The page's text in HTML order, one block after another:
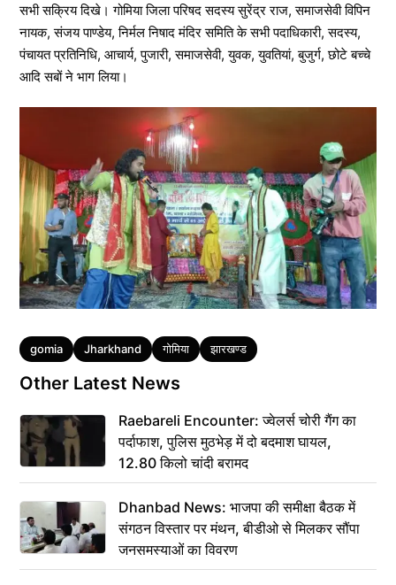
सभी सक्रिय दिखे। गोमिया जिला परिषद सदस्य सुरेंद्र राज, समाजसेवी विपिन
नायक, संजय पाण्डेय, निर्मल निषाद मंदिर समिति के सभी पदाधिकारी, सदस्य,
पंचायत प्रतिनिधि, आचार्य, पुजारी, समाजसेवी, युवक, युवतियां, बुजुर्ग, छोटे बच्चे
आदि सबों ने भाग लिया।
Tags
gomia Jharkhand गोमिया झारखण्ड
Other Latest News
Raebareli Encounter: ज्वेलर्स चोरी गैंग का
पर्दाफाश, पुलिस मुठभेड़ में दो बदमाश घायल,
12.80 किलो चांदी बरामद
Dhanbad News: भाजपा की समीक्षा बैठक में
संगठन विस्तार पर मंथन, बीडीओ से मिलकर सौंपा
जनसमस्याओं का विवरण